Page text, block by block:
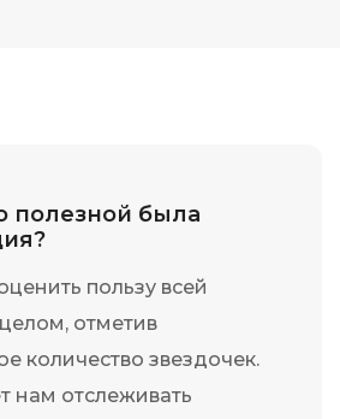
полезной была
пользу всей
отметив
количество звездочек.
нам отслеживать